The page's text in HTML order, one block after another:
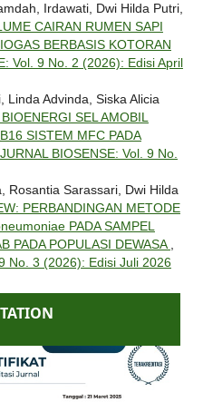
Irdawati, Dwi Hilda Putri,
CAIRAN RUMEN SAPI
BERBASIS KOTORAN
Vol. 9 No. 2 (2026): Edisi April
Linda Advinda, Siska Alicia
SEL AMOBIL
SISTEM MFC PADA
JURNAL BIOSENSE: Vol. 9 No.
Rosantia Sarassari, Dwi Hilda
PERBANDINGAN METODE
PADA SAMPEL
PADA POPULASI DEWASA,
No. 3 (2026): Edisi Juli 2026